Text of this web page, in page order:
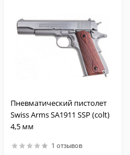
Пневматический пистолет
Swiss Arms SA1911 SSP (colt)
4,5 мм
1 отзывов